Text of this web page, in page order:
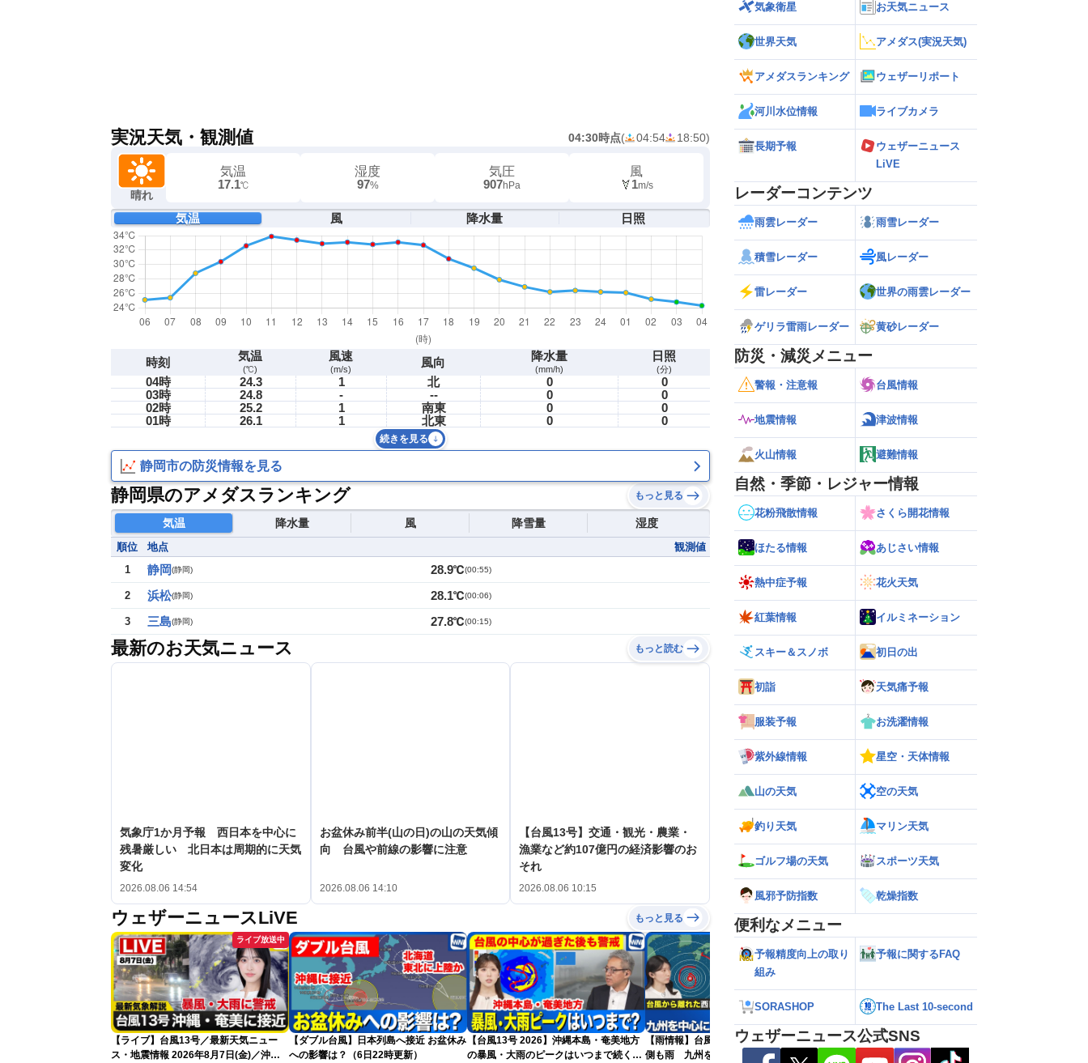
実況天気・観測値 04:30時点( 04:54 18:50)
晴れ
気温
17.1℃
湿度
97%
気圧
907hPa
風
1m/s
気温 風 降水量 日照
時刻 気温
(℃)
風速
(m/s) 風向 降水量
(mm/h)
日照
(分)
04時 24.3 1 北 0
0
03時
24.8 - -- 0
0
02時
25.2 1 南東 0
0
01時
26.1 1 北東 0 0
続きを見る
静岡市の防災情報を見る
静岡県のアメダスランキング もっと見る
気温 降水量 風 降雪量 湿度
順位 地点
観測値
1
静岡(静岡) 28.9℃(00:55)
2 浜松(静岡) 28.1℃(00:06)
3 三島(静岡) 27.8℃(00:15)
最新のお天気ニュース もっと読む
気象庁1か月予報 西日本を中心に
残暑厳しい 北日本は周期的に天気
変化
2026.08.06 14:54
お盆休み前半(山の日)の山の天気傾
向 台風や前線の影響に注意
2026.08.06 14:10
【台風13号】交通・観光・農業・
漁業など約107億円の経済影響のお
それ
2026.08.06 10:15
ウェザーニュースLiVE もっと見る
ライブ放送中
【ライブ】台風13号／最新天気ニュー
ス・地震情報 2026年8月7日(金)／沖
【ダブル台風】日本列島へ接近 お盆休み
への影響は？（6日22時更新）
【台風13号 2026】沖縄本島・奄美地方
の暴風・大雨のピークはいつまで続く？
【雨情報】台風から離れた西日本太平洋
側も雨 九州を中心に大雨のおそれ
【熊本八代で39℃観測】被災地・熊本へ
台風による雨風の影響は？
気象衛星 お天気ニュース
世界天気 アメダス(実況天気)
アメダスランキング ウェザーリポート
河川水位情報 ライブカメラ
長期予報
ウェザーニュース
LiVE
レーダーコンテンツ
雨雲レーダー 雨雪レーダー
積雪レーダー 風レーダー
雷レーダー 世界の雨雲レーダー
ゲリラ雷雨レーダー 黄砂レーダー
防災・減災メニュー
警報・注意報 台風情報
地震情報 津波情報
火山情報 避難情報
自然・季節・レジャー情報
花粉飛散情報 さくら開花情報
ほたる情報 あじさい情報
熱中症予報 花火天気
紅葉情報 イルミネーション
スキー＆スノボ 初日の出
初詣 天気痛予報
服装予報 お洗濯情報
紫外線情報 星空・天体情報
山の天気 空の天気
釣り天気 マリン天気
ゴルフ場の天気 スポーツ天気
風邪予防指数 乾燥指数
便利なメニュー
予報精度向上の取り
組み
予報に関するFAQ
SORASHOP The Last 10-second
ウェザーニュース公式SNS